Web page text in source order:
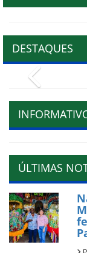
DESTAQUES
ÚLTIMAS